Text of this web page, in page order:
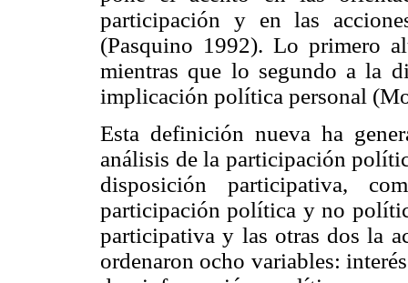
participación y en las
(Pasquino 1992). Lo primero
mientras que lo segundo a la
implicación política personal
Esta definición nueva ha
análisis de la participación
disposición participativa,
participación política y no
participativa y las otras dos la
ordenaron ocho variables: